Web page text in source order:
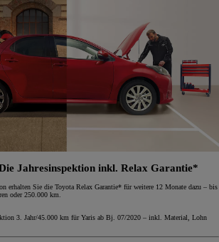
Jahresinspektion inkl. Relax Garantie*
erhalten Sie die Toyota Relax Garantie* für weitere 12 Monate dazu – bis
oder 250.000 km.
3. Jahr/45.000 km für Yaris ab Bj. 07/2020 – inkl. Material, Lohn